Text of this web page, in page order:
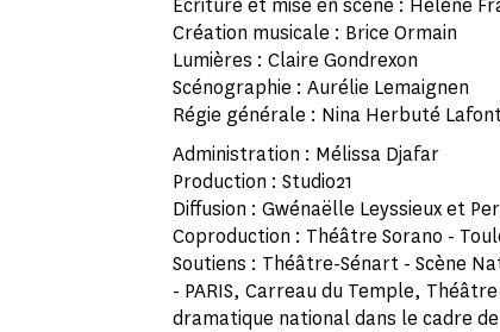
Écriture et mise en scène : Hélène
Création musicale : Brice Ormain
Lumières : Claire Gondrexon
Scénographie : Aurélie Lemaignen
Régie générale : Nina Herbuté
Administration : Mélissa Djafar
Production : Studio21
Diffusion : Gwénaëlle Leyssieux et
Coproduction : Théâtre Sorano -
Soutiens : Théâtre-Sénart - Scène
- PARIS, Carreau du Temple,
dramatique national dans le cadre